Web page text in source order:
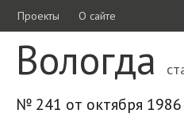
Проекты О сайте
Вологда
№ 241 от октября